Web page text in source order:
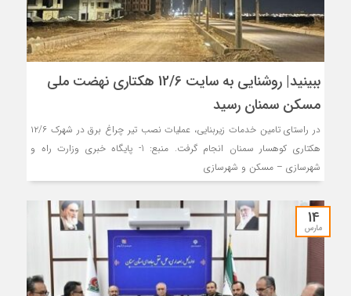
ببینید| روشنایی به سایت 12/6 هکتاری نهضت ملی
مسکن سمنان رسید
در راستای تامین خدمات زیربنایی، عملیات نصب تیر چراغ برق در شهرک ۱۲/۶
هکتاری کوهسار سمنان انجام گرفت. منبع: 1- پایگاه خبری وزارت راه و
شهرسازی – مسکن و شهرسازی
14
مارس